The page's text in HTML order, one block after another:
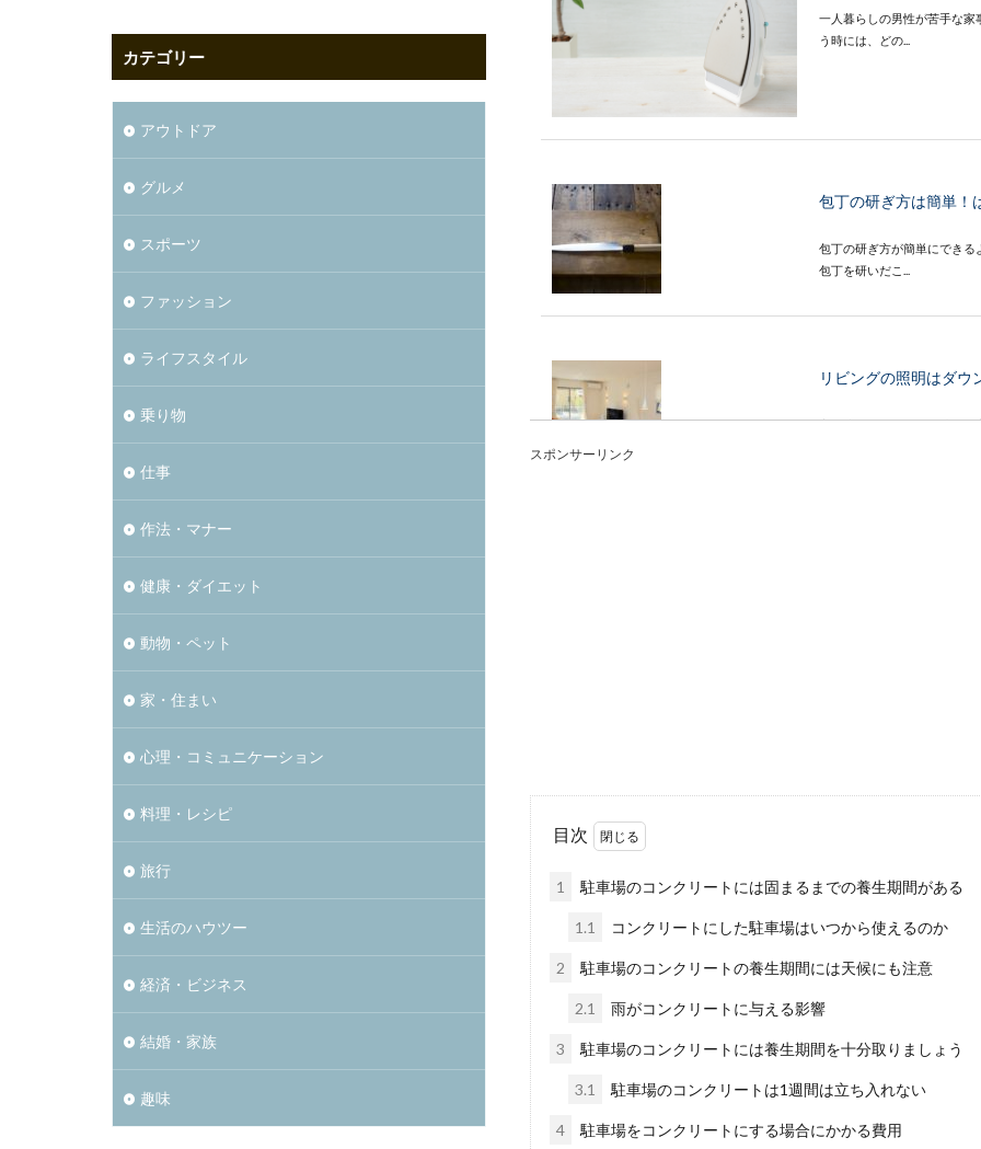
一人暮らしの男性が苦手な
う時には、どの...
包丁の研ぎ方は簡単！
包丁の研ぎ方が簡単にできる
包丁を研いだこ...
リビングの照明はダウ
家を建てようと思った時に、
に思えますよね...
窓の結露で部屋の湿度
窓に結露がつくと部屋の湿度
スポンサーリンク
目次
1 駐車場のコンクリートには固まるまでの養生期間がある
1.1 コンクリートにした駐車場はいつから使えるのか
2 駐車場のコンクリートの養生期間には天候にも注意
2.1 雨がコンクリートに与える影響
3 駐車場のコンクリートには養生期間を十分取りましょう
3.1 駐車場のコンクリートは1週間は立ち入れない
4 駐車場をコンクリートにする場合にかかる費用
カテゴリー
アウトドア
グルメ
スポーツ
ファッション
ライフスタイル
乗り物
仕事
作法・マナー
健康・ダイエット
動物・ペット
家・住まい
心理・コミュニケーション
料理・レシピ
旅行
生活のハウツー
経済・ビジネス
結婚・家族
趣味